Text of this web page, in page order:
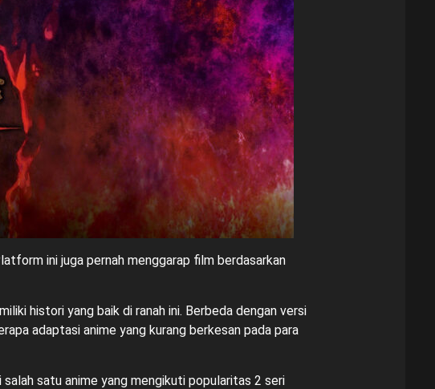
ini juga pernah menggarap film berdasarkan
histori yang baik di ranah ini. Berbeda dengan versi
adaptasi anime yang kurang berkesan pada para
satu anime yang mengikuti popularitas 2 seri